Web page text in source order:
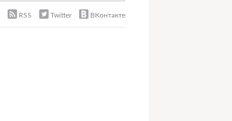
RSS Twitter ВКонтакте